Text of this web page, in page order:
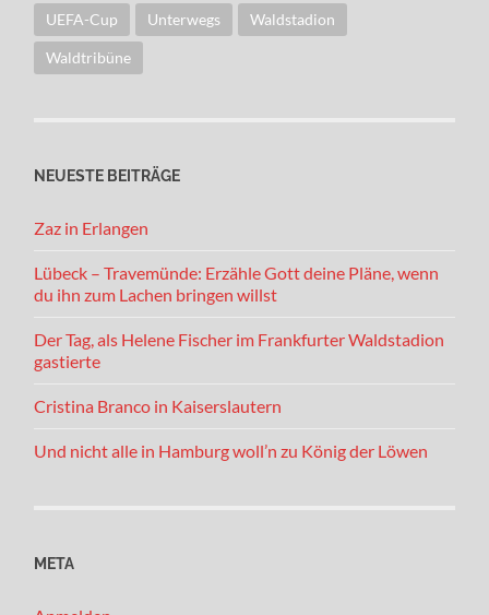
UEFA-Cup Unterwegs Waldstadion
Waldtribüne
NEUESTE BEITRÄGE
Zaz in Erlangen
Lübeck – Travemünde: Erzähle Gott deine Pläne, wenn
du ihn zum Lachen bringen willst
Der Tag, als Helene Fischer im Frankfurter Waldstadion
gastierte
Cristina Branco in Kaiserslautern
Und nicht alle in Hamburg woll’n zu König der Löwen
META